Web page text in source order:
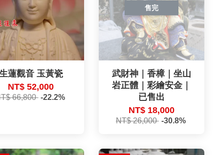
蓮觀音 玉黃瓷
NT$ 52,000
66,800 -22.2%
售完
武財神｜香樟｜坐山
岩正體｜彩繪安金｜
已售出
NT$ 18,000
NT$ 26,000 -30.8%